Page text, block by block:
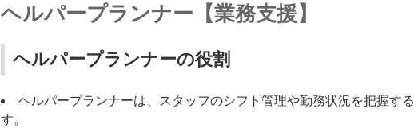
ヘルパープランナー【業務支援】
ヘルパープランナーの役割
ヘルパープランナーは、スタッフのシフト管理や勤務状況を把握す
す。